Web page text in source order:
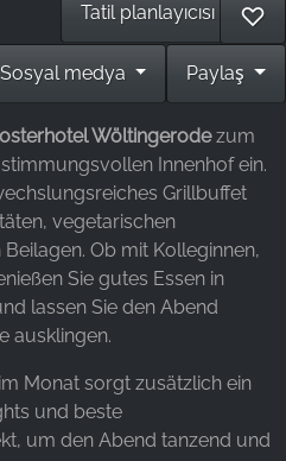
Tatil planlayıcısı ♡
Paylaş
Sosyal medya
Wöltingerodezum
Innenhof ein.
Grillbuffet
vegetarischen
Ob mit Kolleginnen,
Sie gutes Essen in
lassen Sie den Abend
ausklingen.
Monat sorgt zusätzlich ein
und beste
um den Abend tanzend und
taraflarca
ziyaretçileri izleyerek